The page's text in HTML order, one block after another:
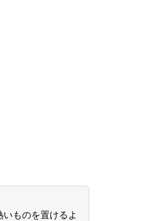
ものを置けるよ